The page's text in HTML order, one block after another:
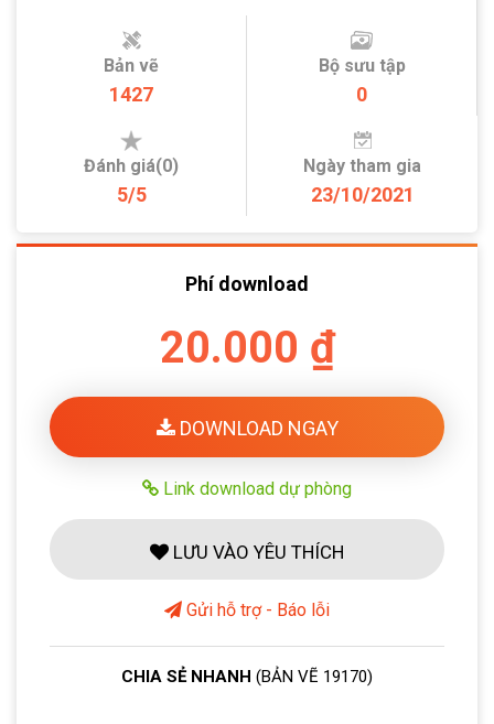
Bản vẽ
1427
Bộ sưu tập
0
Đánh giá(0)
5/5
Ngày tham gia
23/10/2021
Phí download
20.000 ₫
DOWNLOAD NGAY
Link download dự phòng
LƯU VÀO YÊU THÍCH
Gửi hỗ trợ - Báo lỗi
CHIA SẺ NHANH (BẢN VẼ 19170)